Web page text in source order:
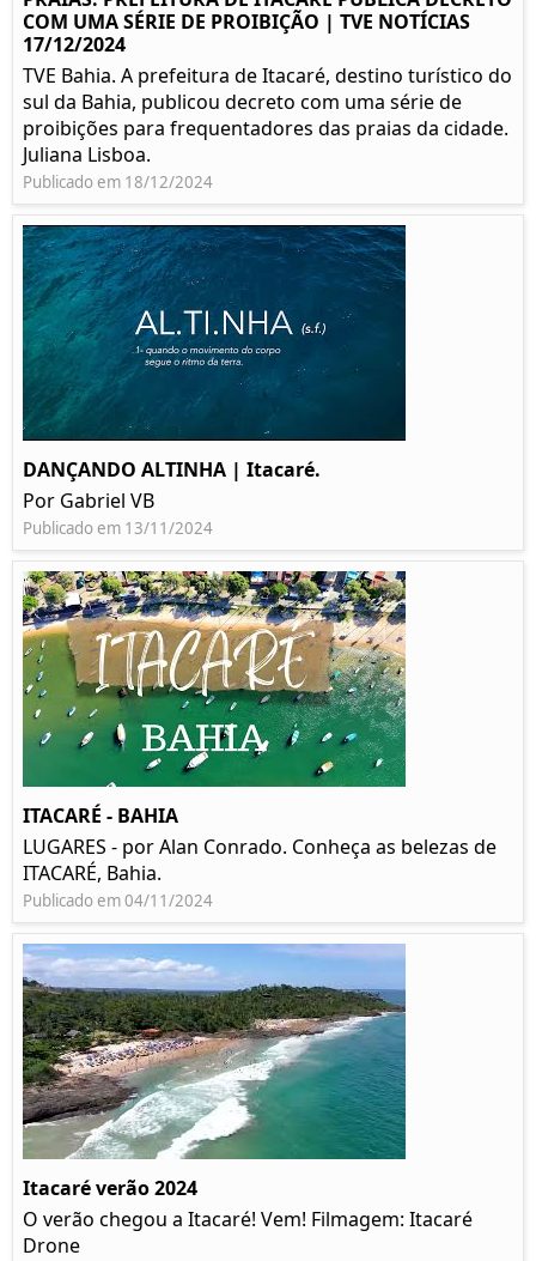
COM UMA SÉRIE DE PROIBIÇÃO | TVE NOTÍCIAS
17/12/2024
TVE Bahia. A prefeitura de Itacaré, destino turístico do
sul da Bahia, publicou decreto com uma série de
proibições para frequentadores das praias da cidade.
Juliana Lisboa.
Publicado em 18/12/2024
DANÇANDO ALTINHA | Itacaré.
Por Gabriel VB
Publicado em 13/11/2024
ITACARÉ - BAHIA
LUGARES - por Alan Conrado. Conheça as belezas de
ITACARÉ, Bahia.
Publicado em 04/11/2024
Itacaré verão 2024
O verão chegou a Itacaré! Vem! Filmagem: Itacaré
Drone